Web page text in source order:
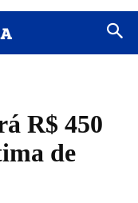
R$ 450
de